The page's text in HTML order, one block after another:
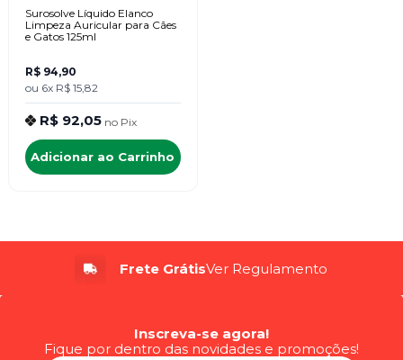
Surosolve Líquido Elanco
Limpeza Auricular para Cães
e Gatos 125ml
R$ 94,90
ou 6x R$ 15,82
R$ 92,05 no Pix
Adicionar ao Carrinho
Frete GrátisVer Regulamento
Inscreva-se agora!
Fique por dentro das novidades e promoções!